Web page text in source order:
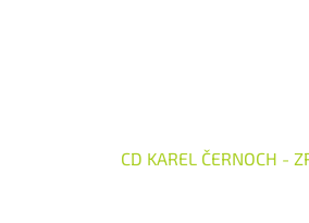
CD KAREL ČERNOCH -